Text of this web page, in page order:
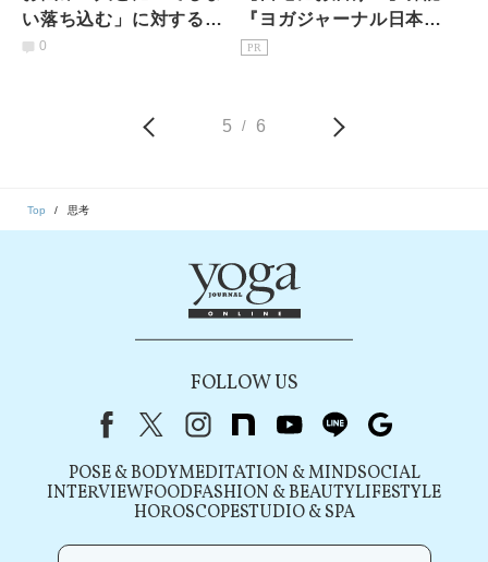
い落ち込む」に対するヨ
ガ哲学的アドバイス
0
『ヨガジャーナル日本
版』予約購読のご案内
PR
5 / 6
Top 思考
FOLLOW US
FacebookX（旧Twitter）
instagram
note youtubeline
POSE & BODYMEDITATION & MINDSOCIAL
INTERVIEWFOODFASHION & BEAUTYLIFESTYLE
HOROSCOPESTUDIO & SPA